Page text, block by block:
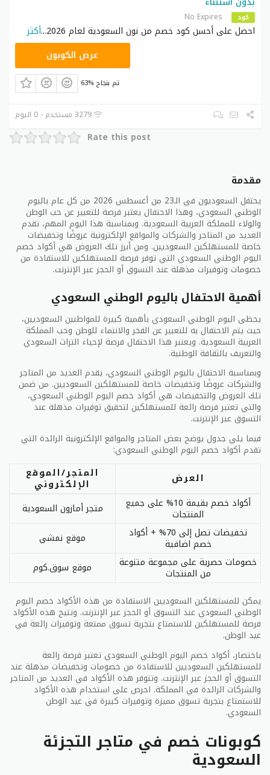
عروض التسوق
في المملكة العربية السعودية، يُعد الوطني السعودي
وجهة رائعة لعشاق التسوق. يوفر للزبائن مجموعة كبيرة
من العروض والتخفيضات على المنتجات المختلفة. إليكم
نظرة على بعض أفضل عروض الوطني السعودي لعام
تخفيضات وعروض في المحلات التجارية
عروض وتخفيضات متنوعة:يقدم الوطني السعودي العديد
بغض النظر عن اهتماماتك في التسوق، ستجد عروضًا رائعة
على الملابس والأحذية والإلكترونيات والأدوات المنزلية
والعديد من المنتجات الأخرى. فبمجرد زيارتك لأحد فروع
الوطني السعودي، ستجد نفسك محاطًا بالصفقات المذهلة.
هناك جدول بسيط يوضح لك بعضًا من أفضل عروض الوطني
السعودي:
القسم التخفيضات والعروض
الملابس
والأحذية
خصومات تصل إلى 50٪ على مجموعة
مختارة من الملابس والأحذية
الإلكترونيات
خصومات حصرية على الهواتف الذكية
وأجهزة التلفزيون والأجهزة اللوحية
الأدوات
المنزلية
تخفيضات على أدوات المطبخ وأدوات
التنظيف والأجهزة الكهربائية
قسم
البقالة
عروض حصرية على المشروبات والمواد
الغذائية الأساسية
هذه بعض أفضل عروض الوطني السعودي في عام 2026.
مهما كانت احتياجاتك أو اهتماماتك في التسوق، ستجد
الوقت. قم بزيارة أقرب فرع للوطني السعودي واستمتع
بتجربة تسوق ممتعة واقتصادية.
عروض السياحة الداخلية
في المملكة العربية السعودية، تعتبر السياحة الداخلية من
أهم الخيارات التي يمكن للمواطنين والمقيمين في
المملكة الاستمتاع بها. تقدم شركة الخطوط الجوية
الوطنية السعودية، المعروفة بـ “السعودية”، عروضًا سياحية
جذابة لاستكشاف العديد من الوجهات السياحية داخل
المملكة. إليكم قائمة بأفضل عروض الوطني السعودي
لعام 2026.
عروض الفنادق والمنتجعات في المملكة
تعتبر الفنادق والمنتجعات في المملكة العربية السعودية
من أفضل الوجهات للاستجمام والاسترخاء. توفر العديد من
الفنادق والمنتجعات تجارب فريدة تناسب مختلف الأذواق
والميزانيات. يقدم الوطني السعودي عروضًا حصرية للإقامة
الأفضل لجميع الباحثين عن تجربة فاخرة ومميزة.
هناك جدول لمقارنة العروض:
كود No Expires
احصل على أحسن كود خصم من نون السعودية لعام 2026 ...أكثر
RRF24عرض الكوبون
63% تم بنجاح
3279 مستخدم - 0 اليوم
Rate this post
مقدمة
يحتفل السعوديون في الـ23 من أغسطس 2026 من كل عام باليوم
الوطني السعودي، وهذا الاحتفال يعتبر فرصة للتعبير عن حب الوطن
والولاء للمملكة العربية السعودية. وبمناسبة هذا اليوم المهم، تقدم
العديد من المتاجر والشركات والمواقع الإلكترونية عروضًا وتخفيضات
خاصة للمستهلكين السعوديين. ومن أبرز تلك العروض هي أكواد خصم
اليوم الوطني السعودي التي توفر فرصة للمستهلكين للاستفادة من
خصومات وتوفيرات مذهلة عند التسوق أو الحجز عبر الإنترنت.
أهمية الاحتفال باليوم الوطني السعودي
يحظى اليوم الوطني السعودي بأهمية كبيرة للمواطنين السعوديين،
حيث يتم الاحتفال به للتعبير عن الفخر والانتماء للوطن وحب المملكة
العربية السعودية. ويعتبر هذا الاحتفال فرصة لإحياء التراث السعودي
والتعريف بالثقافة الوطنية.
وبمناسبة الاحتفال باليوم الوطني السعودي، يقدم العديد من المتاجر
والشركات عروضًا وتخفيضات خاصة للمستهلكين السعوديين. من ضمن
تلك العروض والتخفيضات هي أكواد خصم اليوم الوطني السعودي،
والتي تعتبر فرصة رائعة للمستهلكين لتحقيق توفيرات مذهلة عند
التسوق عبر الإنترنت.
فيما يلي جدول يوضح بعض المتاجر والمواقع الإلكترونية الرائدة التي
تقدم أكواد خصم اليوم الوطني السعودي:
المتجر/الموقع
الإلكتروني
العرض
متجر أمازون السعودية
أكواد خصم بقيمة 10% على جميع
المنتجات
موقع نمشي
تخفيضات تصل إلى 70% + أكواد
خصم اضافية
موقع سوق.كوم
خصومات حصرية على مجموعة متنوعة
من المنتجات
يمكن للمستهلكين السعوديين الاستفادة من هذه الأكواد خصم اليوم
الوطني السعودي عند التسوق أو الحجز عبر الإنترنت. وتتيح هذه الأكواد
فرصة للمستهلكين للاستمتاع بتجربة تسوق ممتعة وتوفيرات رائعة في
عيد الوطن.
باختصار، أكواد خصم اليوم الوطني السعودي تعتبر فرصة رائعة
للمستهلكين السعوديين للاستفادة من خصومات وتخفيضات مذهلة عند
التسوق أو الحجز عبر الإنترنت. وتتوفر هذه الأكواد في العديد من المتاجر
والشركات الرائدة في المملكة. احرص على استخدام هذه الأكواد
للاستمتاع بتجربة تسوق مميزة وتوفيرات كبيرة في عيد الوطن
السعودي.
كوبونات خصم في متاجر التجزئة
السعودية